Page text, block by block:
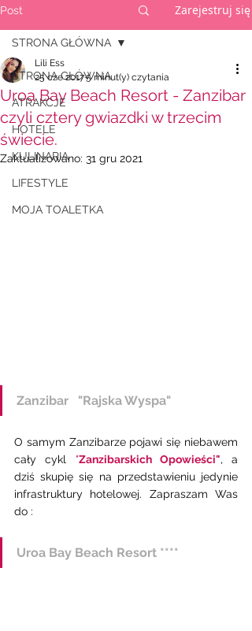
Post Zarejestruj się
STRONA GŁÓWNA
ATRAKCJE
HOTELE
KULINARIA
LIFESTYLE
MOJA TOALETKA
STRONA GŁÓWNA
Uroa Bay Beach Resort - Zanzibar
czyli cztery gwiazdki w trzecim
świecie.
Lili Ess
25 cze 20175 minut(y) czytania
Zaktualizowano: 31 gru 2021
Zanzibar   "Rajska Wyspa"
O samym Zanzibarze pojawi się niebawem
cały cykl "Zanzibarskich Opowieści", a
dziś skupię się na przedstawieniu jedynie
infrastruktury hotelowej. Zapraszam Was
do :
Uroa Bay Beach Resort ****